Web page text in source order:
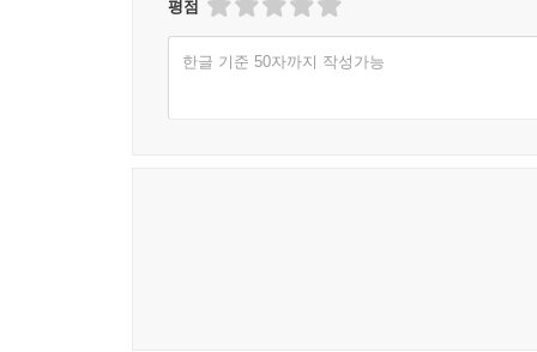
평점
한글 기준 50자까지 작성가능